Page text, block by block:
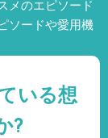
メのエピソード
ソードや愛用機
いる想
?